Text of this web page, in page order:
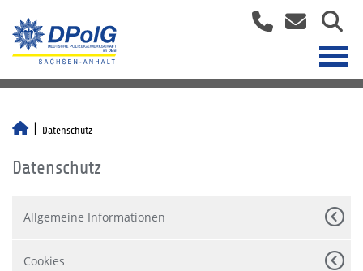
Datenschutz
Datenschutz
Allgemeine Informationen
Cookies